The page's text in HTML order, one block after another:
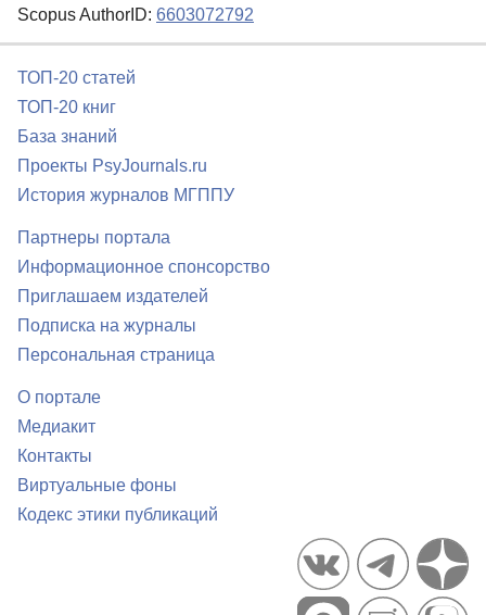
Scopus AuthorID: 6603072792
ТОП-20 статей
ТОП-20 книг
База знаний
Проекты PsyJournals.ru
История журналов МГППУ
Партнеры портала
Информационное спонсорство
Приглашаем издателей
Подписка на журналы
Персональная страница
О портале
Медиакит
Контакты
Виртуальные фоны
Кодекс этики публикаций